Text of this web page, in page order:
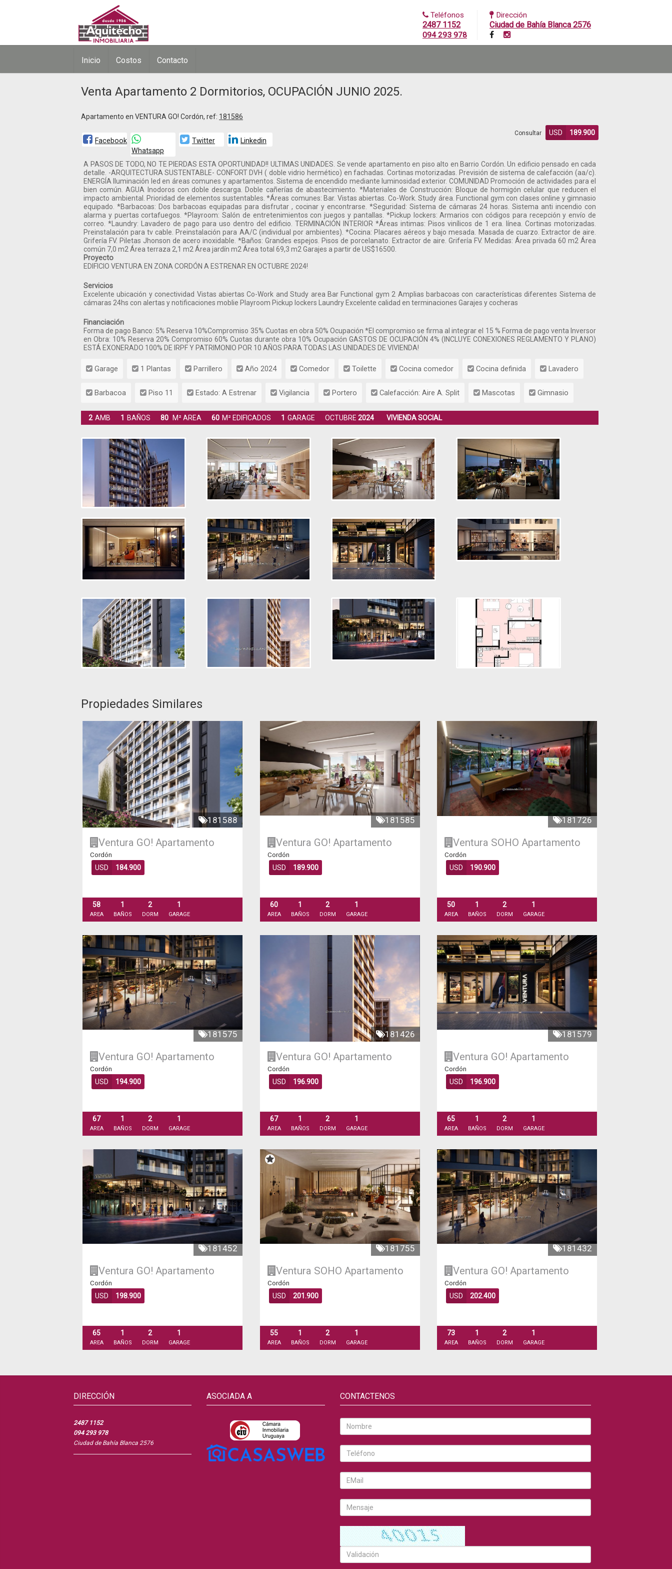
Teléfonos
2487 1152
094 293 978
Dirección
Ciudad de Bahía Blanca 2576
Inicio Costos Contacto
Venta Apartamento 2 Dormitorios, OCUPACIÓN JUNIO 2025.
Apartamento en VENTURA GO! Cordón, ref: 181586
Consultar USD
189.900
Facebook
Whatsapp
Twitter Linkedin
A PASOS DE TODO, NO TE PIERDAS ESTA OPORTUNIDAD!! ULTIMAS UNIDADES. Se vende apartamento en piso alto en Barrio Cordón. Un edificio pensado en cada
detalle. -ARQUITECTURA SUSTENTABLE- CONFORT DVH ( doble vidrio hermético) en fachadas. Cortinas motorizadas. Previsión de sistema de calefacción (aa/c).
ENERGÍA Iluminación led en áreas comunes y apartamentos. Sistema de encendido mediante luminosidad exterior. COMUNIDAD Promoción de actividades para el
bien común. AGUA Inodoros con doble descarga. Doble cañerías de abastecimiento. *Materiales de Construcción: Bloque de hormigón celular que reducen el
impacto ambiental. Prioridad de elementos sustentables. *Áreas comunes: Bar. Vistas abiertas. Co-Work. Study área. Functional gym con clases online y gimnasio
equipado. *Barbacoas: Dos barbacoas equipadas para disfrutar , cocinar y encontrarse. *Seguridad: Sistema de cámaras 24 horas. Sistema anti incendio con
alarma y puertas cortafuegos. *Playroom: Salón de entretenimientos con juegos y pantallas. *Pickup lockers: Armarios con códigos para recepción y envío de
correo. *Laundry: Lavadero de pago para uso dentro del edificio. TERMINACIÓN INTERIOR *Áreas intimas: Pisos vinílicos de 1 era. línea. Cortinas motorizadas.
Preinstalación para tv cable. Preinstalación para AA/C (individual por ambientes). *Cocina: Placares aéreos y bajo mesada. Masada de cuarzo. Extractor de aire.
Grifería FV. Piletas Jhonson de acero inoxidable. *Baños: Grandes espejos. Pisos de porcelanato. Extractor de aire. Grifería FV. Medidas: Área privada 60 m2 Área
común 7,0 m2 Área terraza 2,1 m2 Área jardín m2 Área total 69,3 m2 Garajes a partir de US$16500.
Proyecto
EDIFICIO VENTURA EN ZONA CORDÓN A ESTRENAR EN OCTUBRE 2024!
Servicios
Excelente ubicación y conectividad Vistas abiertas Co-Work and Study area Bar Functional gym 2 Amplias barbacoas con características diferentes Sistema de
cámaras 24hs con alertas y notificaciones moblie Playroom Pickup lockers Laundry Excelente calidad en terminaciones Garajes y cocheras
Financiación
Forma de pago Banco: 5% Reserva 10%Compromiso 35% Cuotas en obra 50% Ocupación *El compromiso se firma al integrar el 15 % Forma de pago venta Inversor
en Obra: 10% Reserva 20% Compromiso 60% Cuotas durante obra 10% Ocupación GASTOS DE OCUPACIÓN 4% (INCLUYE CONEXIONES REGLAMENTO Y PLANO)
ESTÁ EXONERADO 100% DE IRPF Y PATRIMONIO POR 10 AÑOS PARA TODAS LAS UNIDADES DE VIVIENDA!
Garage 1 Plantas Parrillero Año 2024 Comedor Toilette Cocina comedor Cocina definida Lavadero
Barbacoa Piso 11 Estado: A Estrenar Vigilancia Portero Calefacción: Aire A. Split Mascotas Gimnasio
2 AMB 1 BAÑOS 80 M² AREA 60 M² EDIFICADOS 1 GARAGE OCTUBRE 2024 VIVIENDA SOCIAL
Propiedades Similares
181588
Ventura GO! Apartamento
Cordón
USD 184.900
58
AREA
1
BAÑOS
2
DORM
1
GARAGE
181585
Ventura GO! Apartamento
Cordón
USD 189.900
60
AREA
1
BAÑOS
2
DORM
1
GARAGE
181726
Ventura SOHO Apartamento
Cordón
USD 190.900
50
AREA
1
BAÑOS
2
DORM
1
GARAGE
181575
Ventura GO! Apartamento
Cordón
USD 194.900
67
AREA
1
BAÑOS
2
DORM
1
GARAGE
181426
Ventura GO! Apartamento
Cordón
USD 196.900
67
AREA
1
BAÑOS
2
DORM
1
GARAGE
181579
Ventura GO! Apartamento
Cordón
USD 196.900
65
AREA
1
BAÑOS
2
DORM
1
GARAGE
181452
Ventura GO! Apartamento
Cordón
USD 198.900
65
AREA
1
BAÑOS
2
DORM
1
GARAGE
181755
Ventura SOHO Apartamento
Cordón
USD 201.900
55
AREA
1
BAÑOS
2
DORM
1
GARAGE
181432
Ventura GO! Apartamento
Cordón
USD 202.400
73
AREA
1
BAÑOS
2
DORM
1
GARAGE
DIRECCIÓN
2487 1152
094 293 978
Ciudad de Bahía Blanca 2576
ASOCIADA A CONTACTENOS